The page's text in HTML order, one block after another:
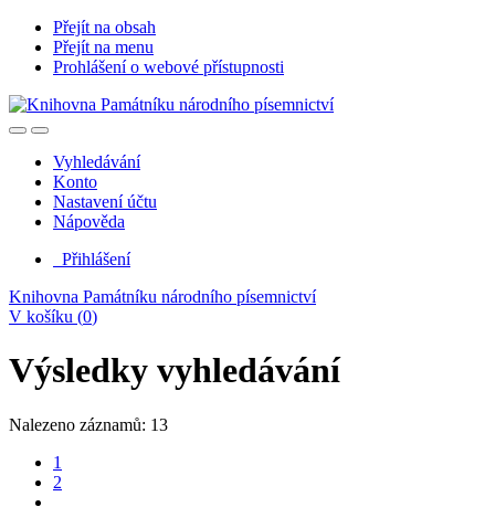
Přejít na obsah
Přejít na menu
Prohlášení o webové přístupnosti
Vyhledávání
Konto
Nastavení účtu
Nápověda
Přihlášení
Knihovna Památníku národního písemnictví
V košíku (0)
Výsledky vyhledávání
Nalezeno záznamů: 13
1
2